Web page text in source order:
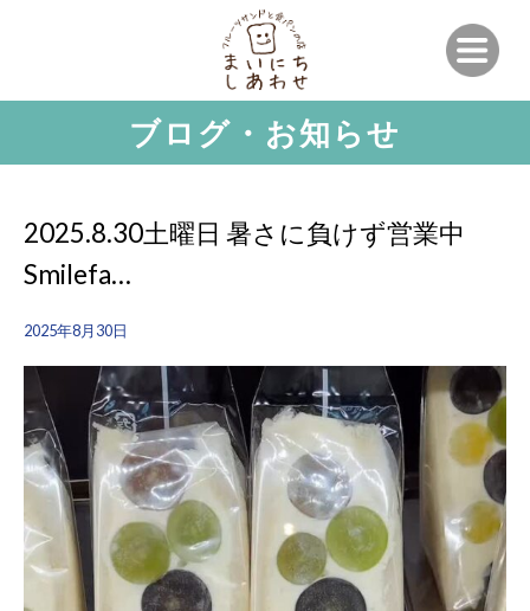
ブログ・お知らせ
2025.8.30土曜日 暑さに負けず営業中
Smilefa…
2025年8月30日